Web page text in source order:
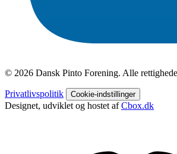
© 2026 Dansk Pinto Forening. Alle
Privatlivspolitik Cookie-indstillinger
Designet, udviklet og hostet afCbox.dk